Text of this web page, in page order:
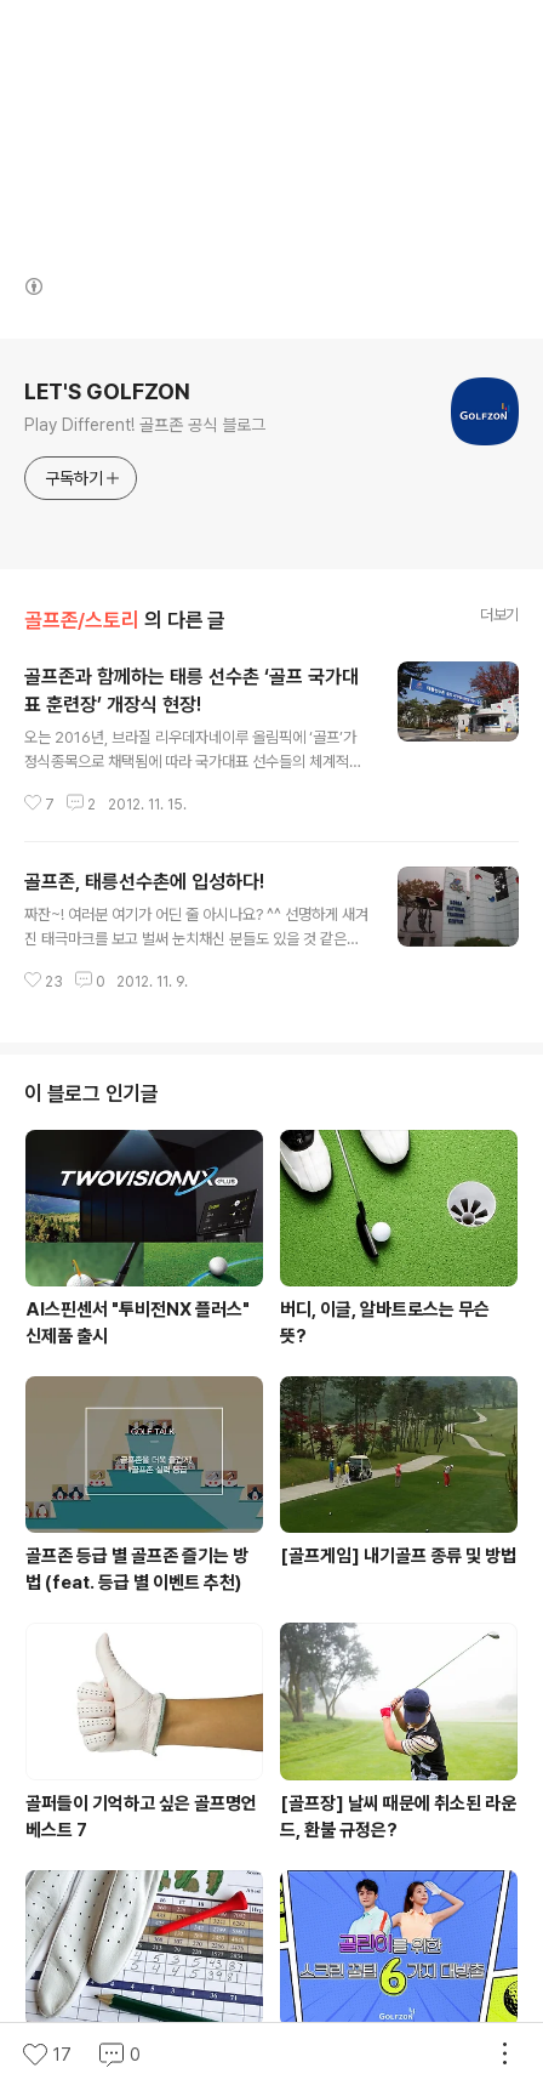
LET'S GOLFZON
Play Different! 골프존 공식 블로그
구독하기
골프존/스토리 의 다른 글 더보기
골프존과 함께하는 태릉 선수촌 ‘골프 국가대
표 훈련장’ 개장식 현장!
오는 2016년, 브라질 리우데자네이루 올림픽에 ‘골프’가
정식종목으로 채택됨에 따라 국가대표 선수들의 체계적인
다! 지난 9일에는 이를 축하하는 개장식이 열렸는데요, 골
표 훈련장 개장식이 열렸던 태릉선수촌으로 떠나 볼까요?
짜잔~ 이 곳이 바로 개장식 준비가 한창인 태릉선수촌의
골프 국가대표 훈련장이랍니다. ^^ 이 골프 국가대표 훈련
골프존이 기증한 최첨단 스윙 분석실과 실내 연습장 그리
7 2 2012. 11. 15.
골프존, 태릉선수촌에 입성하다!
짜잔~! 여러분 여기가 어딘 줄 아시나요? ^^ 선명하게 새겨
진 태극마크를 보고 벌써 눈치채신 분들도 있을 것 같은데
다. ^0^ 추적추적 가을비가 내리는 날씨에도 불구하고 '태
식종목으로 채택된 것은 다들 알고 계시죠? ^^ 이에 발맞춰
골프 국가대표 선수들의 훈련을 위해 '태릉선수촌'에는 '골
프 훈련장'이라는 공간이 새롭게 생겼는데요, 우리나라 골
프문화를 선도하는 골프존도 이를 보고 가만히 있을 수는
없어 손발을 걷고 나섰답니다~! 바로 골프존이 골프 훈련
장에 골프존 '비전..
23 0 2012. 11. 9.
이 블로그 인기글
AI스핀센서 "투비전NX 플러스"
신제품 출시
버디, 이글, 알바트로스는 무슨
뜻?
골프존 등급 별 골프존 즐기는 방
법 (feat. 등급 별 이벤트 추천)
[골프게임] 내기골프 종류 및 방법
골퍼들이 기억하고 싶은 골프명언
베스트 7
[골프장] 날씨 때문에 취소된 라운
드, 환불 규정은?
골프 스코어 용어 속에 숨겨진 재
[스크린 꿀팁 대방출] EP.1 – 라운
17 0